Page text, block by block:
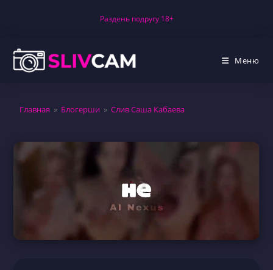
Раздень подругу 18+
Меню
Главная » Блогерши » Слив Саша Кабаева